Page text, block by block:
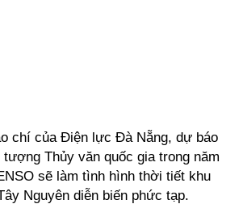
chí của Điện lực Đà Nẵng, dự báo
Thủy văn quốc gia trong năm
sẽ làm tình hình thời tiết khu
Nguyên diễn biến phức tạp.